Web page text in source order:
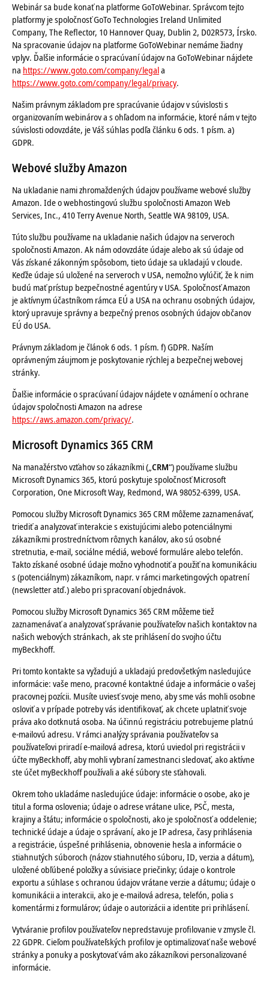
Webinár sa bude konať na platforme GoToWebinar. Správcom tejto
platformy je spoločnosť GoTo Technologies Ireland Unlimited
Company, The Reflector, 10 Hannover Quay, Dublin 2, D02R573, Írsko.
Na spracovanie údajov na platforme GoToWebinar nemáme žiadny
vplyv. Ďalšie informácie o spracúvaní údajov na GoToWebinar nájdete
na https://www.goto.com/company/legala
https://www.goto.com/company/legal/privacy.
Našim právnym základom pre spracúvanie údajov v súvislosti s
organizovaním webinárov a s ohľadom na informácie, ktoré nám v tejto
súvislosti odovzdáte, je Váš súhlas podľa článku 6 ods. 1 písm. a)
GDPR.
Webové služby Amazon
Na ukladanie nami zhromaždených údajov používame webové služby
Amazon. Ide o webhostingovú službu spoločnosti Amazon Web
Services, Inc., 410 Terry Avenue North, Seattle WA 98109, USA.
Túto službu používame na ukladanie našich údajov na serveroch
spoločnosti Amazon. Ak nám odovzdáte údaje alebo ak sú údaje od
Vás získané zákonným spôsobom, tieto údaje sa ukladajú v cloude.
Keďže údaje sú uložené na serveroch v USA, nemožno vylúčiť, že k nim
budú mať prístup bezpečnostné agentúry v USA. Spoločnosť Amazon
je aktívnym účastníkom rámca EÚ a USA na ochranu osobných údajov,
ktorý upravuje správny a bezpečný prenos osobných údajov občanov
EÚ do USA.
Právnym základom je článok 6 ods. 1 písm. f) GDPR. Naším
oprávneným záujmom je poskytovanie rýchlej a bezpečnej webovej
stránky.
Ďalšie informácie o spracúvaní údajov nájdete v oznámení o ochrane
údajov spoločnosti Amazon na adrese
https://aws.amazon.com/privacy/.
Microsoft Dynamics 365 CRM
Na manažérstvo vzťahov so zákazníkmi („CRM“) používame službu
Microsoft Dynamics 365, ktorú poskytuje spoločnosť Microsoft
Corporation, One Microsoft Way, Redmond, WA 98052-6399, USA.
Pomocou služby Microsoft Dynamics 365 CRM môžeme zaznamenávať,
triediť a analyzovať interakcie s existujúcimi alebo potenciálnymi
zákazníkmi prostredníctvom rôznych kanálov, ako sú osobné
stretnutia, e-mail, sociálne médiá, webové formuláre alebo telefón.
Takto získané osobné údaje možno vyhodnotiť a použiť na komunikáciu
s (potenciálnym) zákazníkom, napr. v rámci marketingových opatrení
(newsletter atď.) alebo pri spracovaní objednávok.
Pomocou služby Microsoft Dynamics 365 CRM môžeme tiež
zaznamenávať a analyzovať správanie používateľov našich kontaktov na
našich webových stránkach, ak ste prihlásení do svojho účtu
myBeckhoff.
Pri tomto kontakte sa vyžadujú a ukladajú predovšetkým nasledujúce
informácie: vaše meno, pracovné kontaktné údaje a informácie o vašej
pracovnej pozícii. Musíte uviesť svoje meno, aby sme vás mohli osobne
osloviť a v prípade potreby vás identifikovať, ak chcete uplatniť svoje
práva ako dotknutá osoba. Na účinnú registráciu potrebujeme platnú
e-mailovú adresu. V rámci analýzy správania používateľov sa
používateľovi priradí e-mailová adresa, ktorú uviedol pri registrácii v
účte myBeckhoff, aby mohli vybraní zamestnanci sledovať, ako aktívne
ste účet myBeckhoff používali a aké súbory ste sťahovali.
Okrem toho ukladáme nasledujúce údaje: informácie o osobe, ako je
titul a forma oslovenia; údaje o adrese vrátane ulice, PSČ, mesta,
krajiny a štátu; informácie o spoločnosti, ako je spoločnosť a oddelenie;
technické údaje a údaje o správaní, ako je IP adresa, časy prihlásenia
a registrácie, úspešné prihlásenia, obnovenie hesla a informácie o
stiahnutých súboroch (názov stiahnutého súboru, ID, verzia a dátum),
uložené obľúbené položky a súvisiace priečinky; údaje o kontrole
exportu a súhlase s ochranou údajov vrátane verzie a dátumu; údaje o
komunikácii a interakcii, ako je e-mailová adresa, telefón, polia s
komentármi z formulárov; údaje o autorizácii a identite pri prihlásení.
Vytváranie profilov používateľov nepredstavuje profilovanie v zmysle čl.
22 GDPR. Cieľom používateľských profilov je optimalizovať naše webové
stránky a ponuky a poskytovať vám ako zákazníkovi personalizované
informácie.